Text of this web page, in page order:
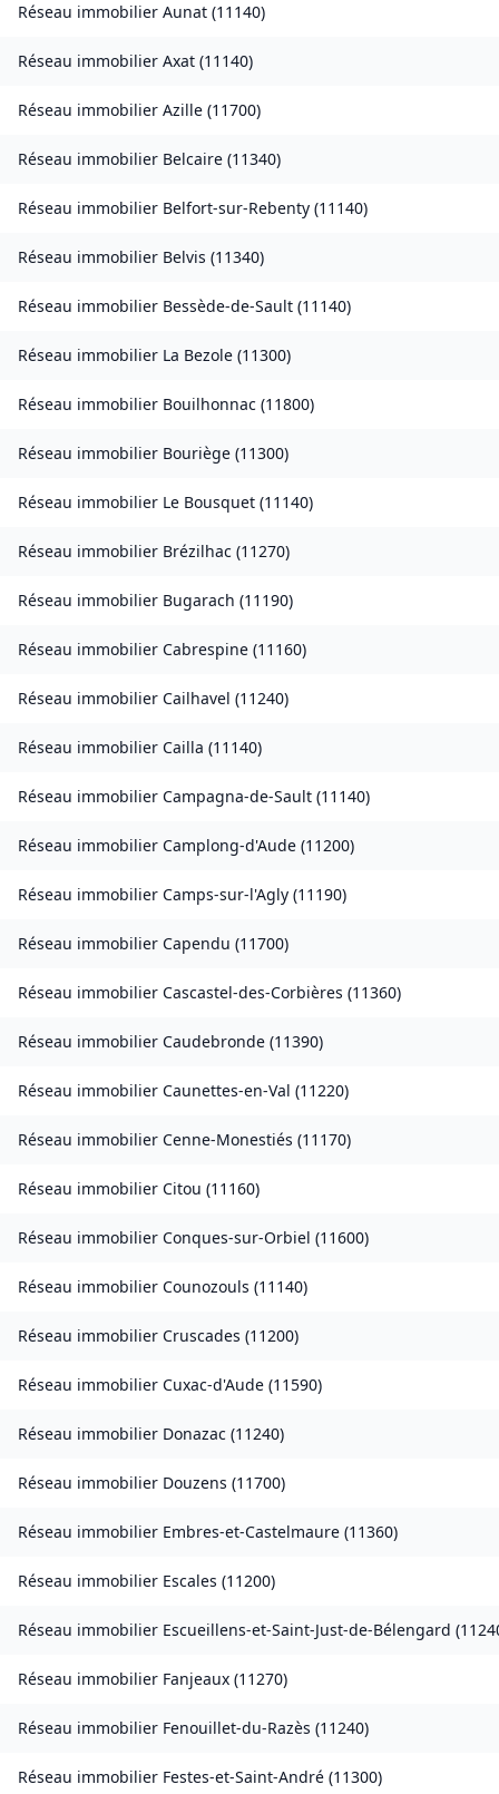
Réseau immobilier Aunat (11140)
Réseau immobilier Axat (11140)
Réseau immobilier Azille (11700)
Réseau immobilier Belcaire (11340)
Réseau immobilier Belfort-sur-Rebenty (11140)
Réseau immobilier Belvis (11340)
Réseau immobilier Bessède-de-Sault (11140)
Réseau immobilier La Bezole (11300)
Réseau immobilier Bouilhonnac (11800)
Réseau immobilier Bouriège (11300)
Réseau immobilier Le Bousquet (11140)
Réseau immobilier Brézilhac (11270)
Réseau immobilier Bugarach (11190)
Réseau immobilier Cabrespine (11160)
Réseau immobilier Cailhavel (11240)
Réseau immobilier Cailla (11140)
Réseau immobilier Campagna-de-Sault (11140)
Réseau immobilier Camplong-d'Aude (11200)
Réseau immobilier Camps-sur-l'Agly (11190)
Réseau immobilier Capendu (11700)
Réseau immobilier Cascastel-des-Corbières (11360)
Réseau immobilier Caudebronde (11390)
Réseau immobilier Caunettes-en-Val (11220)
Réseau immobilier Cenne-Monestiés (11170)
Réseau immobilier Citou (11160)
Réseau immobilier Conques-sur-Orbiel (11600)
Réseau immobilier Counozouls (11140)
Réseau immobilier Cruscades (11200)
Réseau immobilier Cuxac-d'Aude (11590)
Réseau immobilier Donazac (11240)
Réseau immobilier Douzens (11700)
Réseau immobilier Embres-et-Castelmaure (11360)
Réseau immobilier Escales (11200)
Réseau immobilier Escueillens-et-Saint-Just-de-Bélengard (
Réseau immobilier Fanjeaux (11270)
Réseau immobilier Fenouillet-du-Razès (11240)
Réseau immobilier Festes-et-Saint-André (11300)